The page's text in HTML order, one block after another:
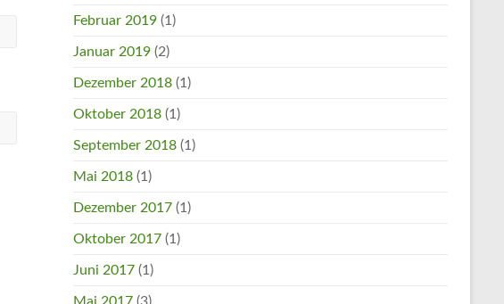
Februar 2019 (1)
Januar 2019 (2)
Dezember 2018 (1)
Oktober 2018 (1)
September 2018 (1)
Mai 2018 (1)
Dezember 2017 (1)
Oktober 2017 (1)
Juni 2017 (1)